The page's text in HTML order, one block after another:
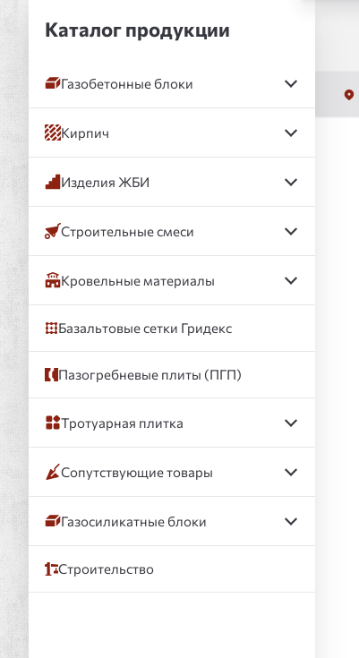
Каталог продукции
Газобетонные блоки
Кирпич
Изделия ЖБИ
Строительные смеси
Кровельные материалы
Базальтовые сетки Гридекс
Пазогребневые плиты (ПГП)
Тротуарная плитка
Сопутствующие товары
Газосиликатные блоки
Строительство